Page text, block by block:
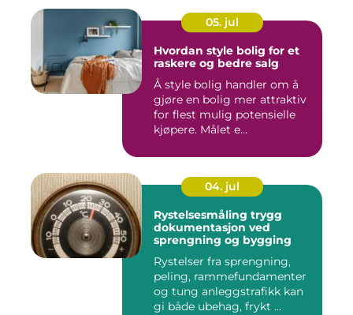
05. jul
Hvordan style bolig for et
raskere og bedre salg
Å style bolig handler om å
gjøre en bolig mer attraktiv
for flest mulig potensielle
kjøpere. Målet e...
04. jul
Rystelsesmåling trygg
dokumentasjon ved
sprengning og bygging
Rystelser fra sprengning,
peling, rammefundamenter
og tung anleggstrafikk kan
gi både ubehag, frykt ...